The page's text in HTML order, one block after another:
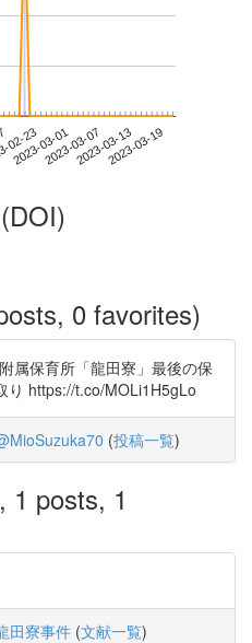
02-23
2023-03-012023-03-072023-03-132023-03-19
0 favorites)
属保育所「龍田寮」最後の保
り https://t.co/MOLi1H5gLo
(投稿一覧)
1 posts, 1
田寮事件 (文献一覧)